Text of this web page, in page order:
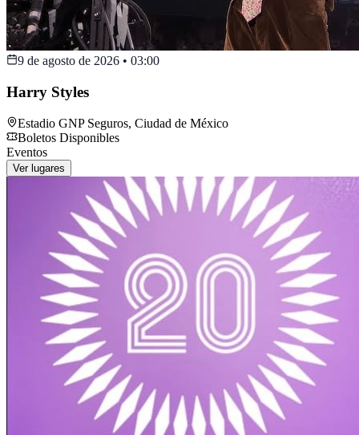
9 de agosto de 2026 • 03:00
Harry Styles
Estadio GNP Seguros, Ciudad de México
Boletos Disponibles
Eventos
Ver lugares